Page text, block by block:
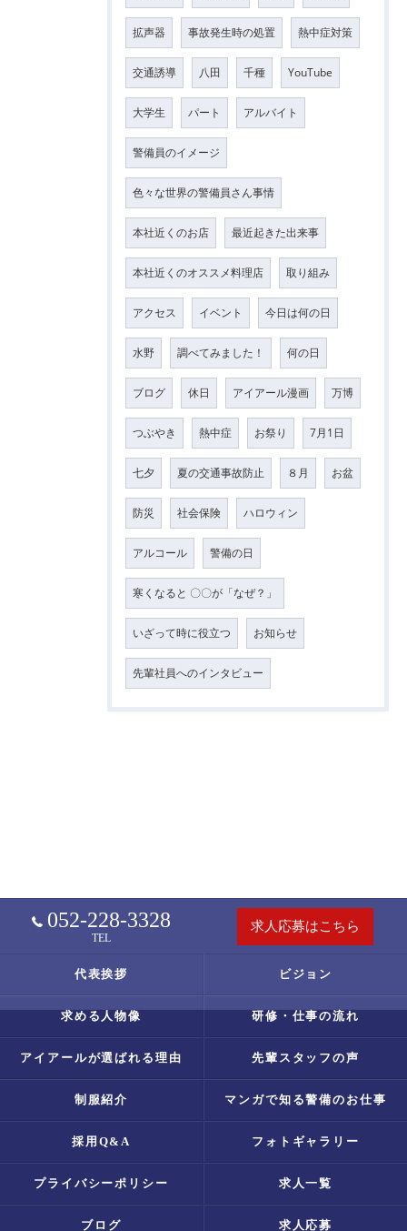
拡声器 事故発生時の処置 熱中症対策
交通誘導 八田 千種 YouTube
大学生 パート アルバイト
警備員のイメージ
色々な世界の警備員さん事情
本社近くのお店 最近起きた出来事
本社近くのオススメ料理店 取り組み
アクセス イベント 今日は何の日
水野 調べてみました！ 何の日
ブログ 休日 アイアール漫画 万博
つぶやき 熱中症 お祭り 7月1日
七夕 夏の交通事故防止 ８月 お盆
防災 社会保険 ハロウィン
アルコール 警備の日
寒くなると 〇〇が「なぜ？」
いざって時に役立つ お知らせ
先輩社員へのインタビュー
052-228-3328
TEL
求人応募はこちら
代表挨拶 ビジョン
求める人物像 研修・仕事の流れ
アイアールが選ばれる理由 先輩スタッフの声
制服紹介 マンガで知る警備のお仕事
採用Q&A フォトギャラリー
プライバシーポリシー 求人一覧
ブログ 求人応募